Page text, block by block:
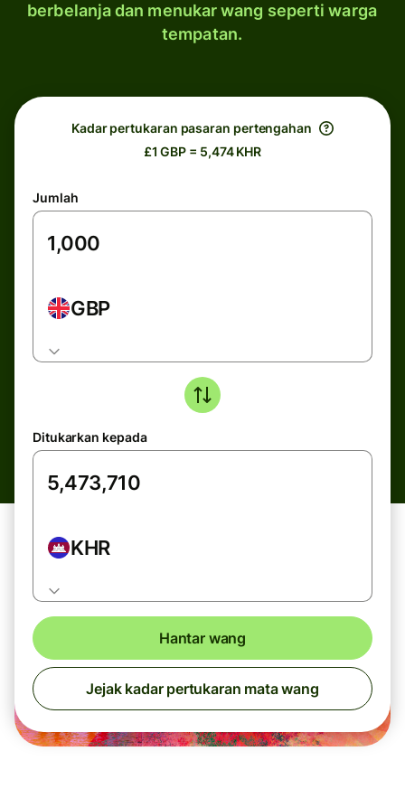
berbelanja dan menukar wang seperti warga
tempatan.
Kadar pertukaran pasaran pertengahan
£1 GBP = 5,474 KHR
Jumlah
GBP
Ditukarkan kepada
KHR
Hantar wang
Jejak kadar pertukaran mata wang